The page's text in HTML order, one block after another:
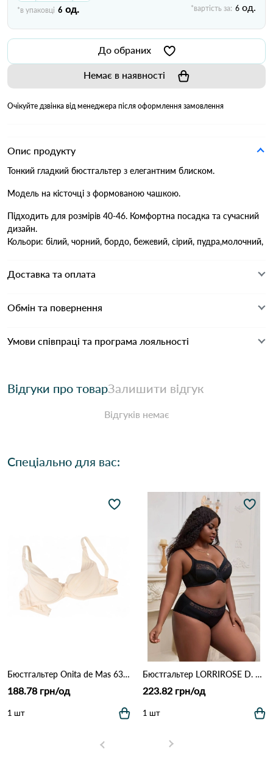
*в упаковці 6 од. *вартість за: 6 од.
До обраних
Немає в наявності
Очікуйте дзвінка від менеджера після оформлення замовлення
Опис продукту
Тонкий гладкий бюстгальтер з елегантним блиском.
Модель на кісточці з формованою чашкою.
Підходить для розмірів 40-46. Комфортна посадка та сучасний
дизайн.
Кольори: білий, чорний, бордо, бежевий, сірий, пудра,молочний,
Доставка та оплата
Обмін та повернення
Умови співпраці та програма лояльності
Відгуки про товарЗалишити відгук
Відгуків немає
Спеціально для вас:
Бюстгальтер Onita de Mas 6319D 4,3 Бежевий
188.78 грн/од
1 шт
Бюстгальтер LORRIROSE D. 009 Чорний
223.82 грн/од
1 шт